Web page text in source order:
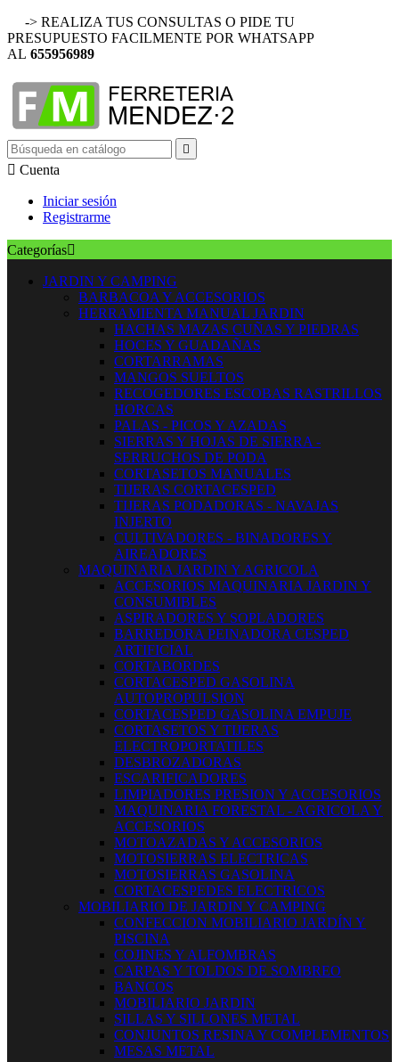
-> REALIZA TUS CONSULTAS O PIDE TU
PRESUPUESTO FACILMENTE POR WHATSAPP
AL 655956989

 Cuenta
Iniciar sesión
Registrarme
Categorías
JARDIN Y CAMPING
BARBACOA Y ACCESORIOS
HERRAMIENTA MANUAL JARDIN
HACHAS MAZAS CUÑAS Y PIEDRAS
HOCES Y GUADAÑAS
CORTARRAMAS
MANGOS SUELTOS
RECOGEDORES ESCOBAS RASTRILLOS
HORCAS
PALAS - PICOS Y AZADAS
SIERRAS Y HOJAS DE SIERRA -
SERRUCHOS DE PODA
CORTASETOS MANUALES
TIJERAS CORTACESPED
TIJERAS PODADORAS - NAVAJAS
INJERTO
CULTIVADORES - BINADORES Y
AIREADORES
MAQUINARIA JARDIN Y AGRICOLA
ACCESORIOS MAQUINARIA JARDIN Y
CONSUMIBLES
ASPIRADORES Y SOPLADORES
BARREDORA PEINADORA CESPED
ARTIFICIAL
CORTABORDES
CORTACESPED GASOLINA
AUTOPROPULSION
CORTACESPED GASOLINA EMPUJE
CORTASETOS Y TIJERAS
ELECTROPORTATILES
DESBROZADORAS
ESCARIFICADORES
LIMPIADORES PRESION Y ACCESORIOS
MAQUINARIA FORESTAL - AGRICOLA Y
ACCESORIOS
MOTOAZADAS Y ACCESORIOS
MOTOSIERRAS ELECTRICAS
MOTOSIERRAS GASOLINA
CORTACESPEDES ELECTRICOS
MOBILIARIO DE JARDIN Y CAMPING
CONFECCION MOBILIARIO JARDÍN Y
PISCINA
COJINES Y ALFOMBRAS
CARPAS Y TOLDOS DE SOMBREO
BANCOS
MOBILIARIO JARDIN
SILLAS Y SILLONES METAL
CONJUNTOS RESINA Y COMPLEMENTOS
MESAS METAL